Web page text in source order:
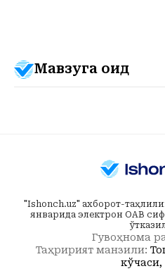
Мавзуга оид
"Ishonch.uz" ахборот-
январида электрон ОАВ
Гувоҳнома
Таҳририят манзили:
кўчаси,